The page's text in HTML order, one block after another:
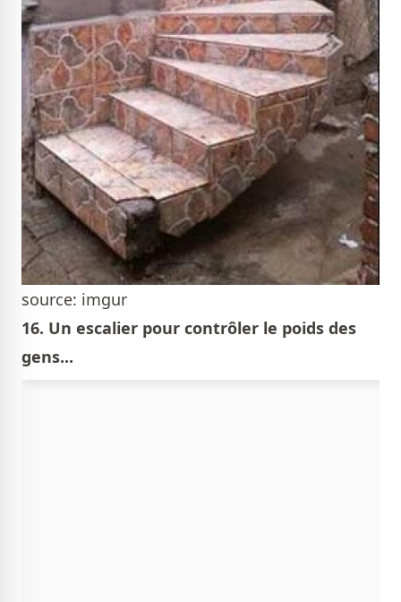
source: imgur
16. Un escalier pour contrôler le poids des
gens...